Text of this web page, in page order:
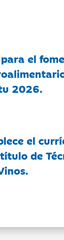
el
2026.
el
de